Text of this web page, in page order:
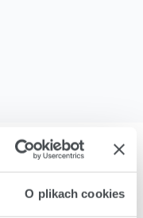
O plikach cookies